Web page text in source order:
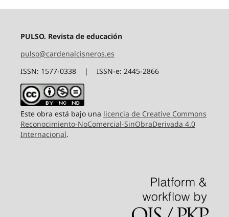
PULSO. Revista de educación
pulso@cardenalcisneros.es
ISSN: 1577-0338 | ISSN-e: 2445-2866
Este obra está bajo una licencia de Creative Commons
Reconocimiento-NoComercial-SinObraDerivada 4.0
Internacional.